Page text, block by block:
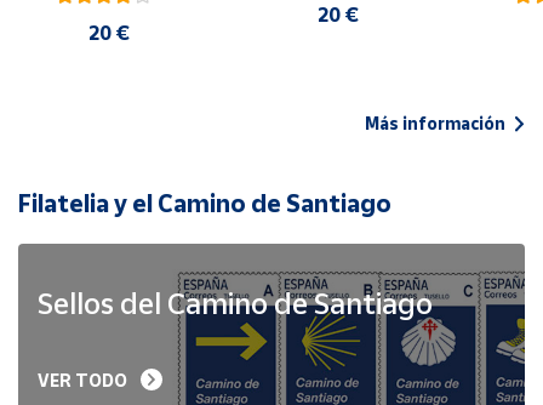
20 €
20 €
Más información
Filatelia y el Camino de Santiago
Sellos del Camino de Santiago
VER TODO